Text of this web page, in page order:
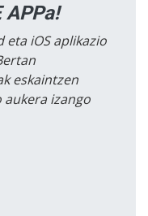
APPa!
eta iOS aplikazio
eskaintzen
izango